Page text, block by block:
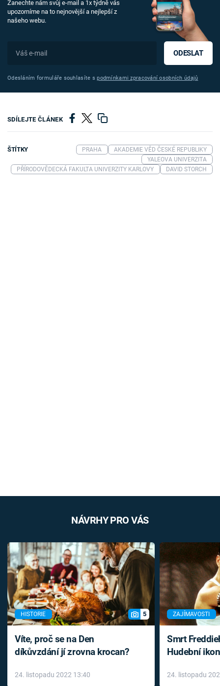
Zanechte nám svůj e-mail a 1x týdně vás
upozorníme na to nejnovější a nejlepší z
našeho webu.
ODESLAT
Odesláním formuláře souhlasíte spodmínkami zpracování osobních údajů
SDÍLEJTE ČLÁNEK
ŠTÍTKY PRAHA
AKADEMIE VĚD ČESKÉ REPUBLIKY
YALEOVA UNIVERZITA
PŘÍRODOVĚDECKÁ FAKULTA UNIVERZITY KARLOVY
DAVID STORCH
NÁVRHY PRO VÁS
HISTORIE 5
Víte, proč se na Den
díkůvzdání jí zrovna krocan?
24. listopadu 2022 13:40
ZAJÍMAVOSTI
Smrt
Hudební
léky
24. listopadu